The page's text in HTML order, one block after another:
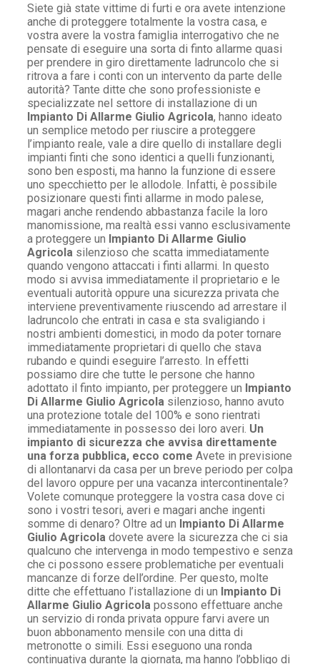
Siete già state vittime di furti e ora avete intenzione
anche di proteggere totalmente la vostra casa, e
vostra avere la vostra famiglia interrogativo che ne
pensate di eseguire una sorta di finto allarme quasi
per prendere in giro direttamente ladruncolo che si
ritrova a fare i conti con un intervento da parte delle
autorità? Tante ditte che sono professioniste e
specializzate nel settore di installazione di un
Impianto Di Allarme Giulio Agricola, hanno ideato
un semplice metodo per riuscire a proteggere
l’impianto reale, vale a dire quello di installare degli
impianti finti che sono identici a quelli funzionanti,
sono ben esposti, ma hanno la funzione di essere
uno specchietto per le allodole. Infatti, è possibile
posizionare questi finti allarme in modo palese,
magari anche rendendo abbastanza facile la loro
manomissione, ma realtà essi vanno esclusivamente
a proteggere un Impianto Di Allarme Giulio
Agricola silenzioso che scatta immediatamente
quando vengono attaccati i finti allarmi. In questo
modo si avvisa immediatamente il proprietario e le
eventuali autorità oppure una sicurezza privata che
interviene preventivamente riuscendo ad arrestare il
ladruncolo che entrati in casa e sta svaligiando i
nostri ambienti domestici, in modo da poter tornare
immediatamente proprietari di quello che stava
rubando e quindi eseguire l’arresto. In effetti
possiamo dire che tutte le persone che hanno
adottato il finto impianto, per proteggere un Impianto
Di Allarme Giulio Agricola silenzioso, hanno avuto
una protezione totale del 100% e sono rientrati
immediatamente in possesso dei loro averi. Un
impianto di sicurezza che avvisa direttamente
una forza pubblica, ecco come Avete in previsione
di allontanarvi da casa per un breve periodo per colpa
del lavoro oppure per una vacanza intercontinentale?
Volete comunque proteggere la vostra casa dove ci
sono i vostri tesori, averi e magari anche ingenti
somme di denaro? Oltre ad un Impianto Di Allarme
Giulio Agricola dovete avere la sicurezza che ci sia
qualcuno che intervenga in modo tempestivo e senza
che ci possono essere problematiche per eventuali
mancanze di forze dell’ordine. Per questo, molte
ditte che effettuano l’istallazione di un Impianto Di
Allarme Giulio Agricola possono effettuare anche
un servizio di ronda privata oppure farvi avere un
buon abbonamento mensile con una ditta di
metronotte o simili. Essi eseguono una ronda
continuativa durante la giornata, ma hanno l’obbligo di